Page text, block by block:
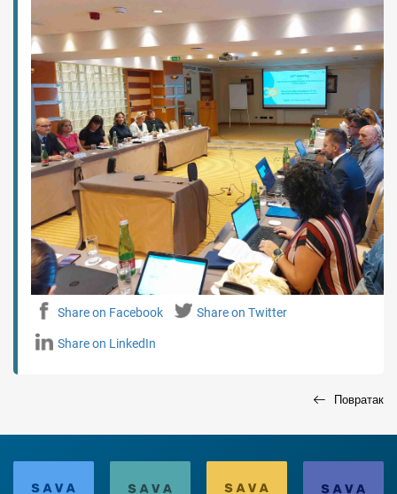
Share on Facebook Share on Twitter
Share on LinkedIn
Повратак